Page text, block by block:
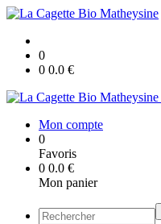
0
0 0.0 €
Mon compte
0
Favoris
0 0.0 €
Mon panier